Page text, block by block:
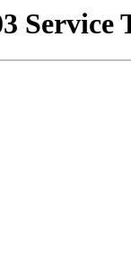
Service